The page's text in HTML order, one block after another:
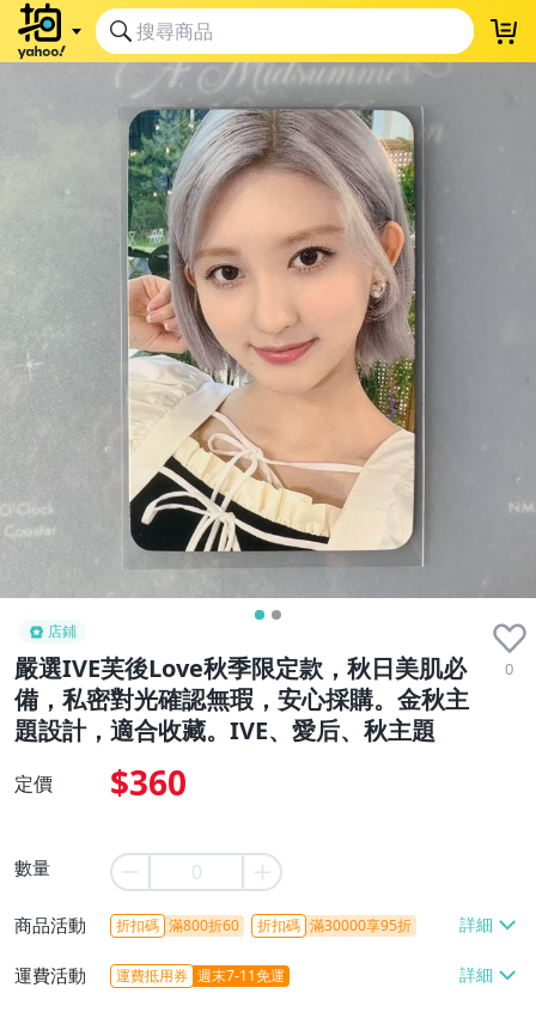
店鋪
嚴選IVE芙後Love秋季限定款，秋日美肌必
備，私密對光確認無瑕，安心採購。金秋主
題設計，適合收藏。IVE、愛后、秋主題
0
定價 $360
數量
商品活動 折扣碼 滿800折60 折扣碼 滿30000享95折
運費活動 運費抵用券 週末7-11免運